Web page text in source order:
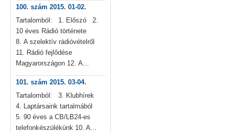
100. szám 2015. 01-02.
Tartalomból: 1. Előszó 2.
10 éves Rádió története
8. A szelektív rádióvételről
11. Rádió fejlődése
Magyarországon 12. A...
101. szám 2015. 03-04.
Tartalomból: 3. Klubhírek
4. Laptársaink tartalmából
5. 90 éves a CB/LB24-es
telefonkészülékünk 10. A...